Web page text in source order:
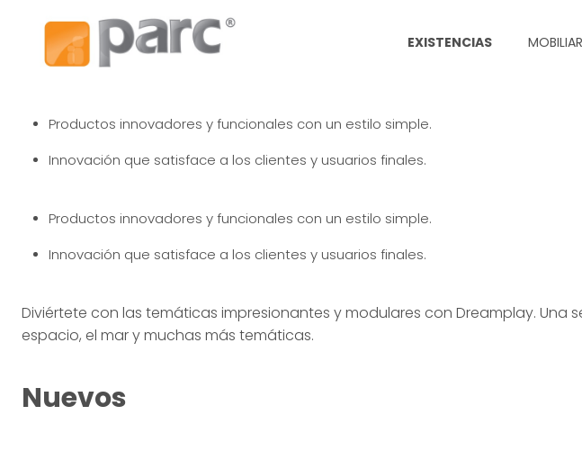
EXISTENCIAS
Productos innovadores y funcionales con un estilo simple.
Innovación que satisface a los clientes y usuarios finales.
Productos innovadores y funcionales con un estilo simple.
Innovación que satisface a los clientes y usuarios finales.
Diviértete con las temáticas impresionantes y modulares con Dreamplay. Una
espacio, el mar y muchas más temáticas.
Nuevos